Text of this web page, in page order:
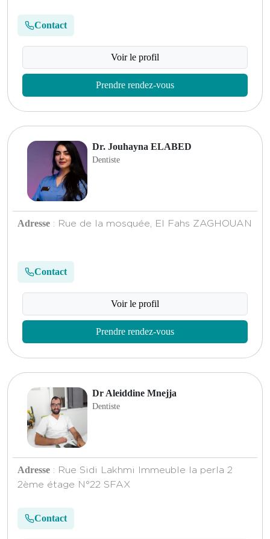
Contact
Voir le profil
Prendre rendez-vous
Dr. Jouhayna ELABED
Dentiste
Adresse : Rue de la mosquée, El Fahs ZAGHOUAN
Contact
Voir le profil
Prendre rendez-vous
Dr Aleiddine Mnejja
Dentiste
Adresse : Rue Sidi Lakhmi Immeuble la perla 2
2ème étage N°22 SFAX
Contact